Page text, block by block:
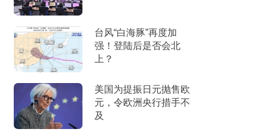
台风“白海豚”再度加
强！登陆后是否会北
上？
美国为提振日元抛售欧
元，令欧洲央行措手不
及